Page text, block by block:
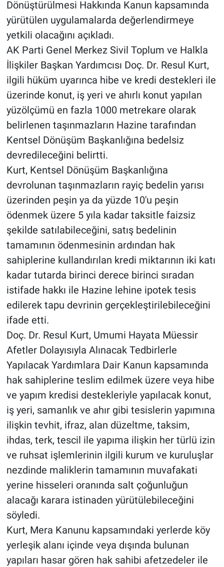
Dönüştürülmesi Hakkında Kanun kapsamında
yürütülen uygulamalarda değerlendirmeye
yetkili olacağını açıkladı.
AK Parti Genel Merkez Sivil Toplum ve Halkla
İlişkiler Başkan Yardımcısı Doç. Dr. Resul Kurt,
ilgili hüküm uyarınca hibe ve kredi destekleri ile
üzerinde konut, iş yeri ve ahırlı konut yapılan
yüzölçümü en fazla 1000 metrekare olarak
belirlenen taşınmazların Hazine tarafından
Kentsel Dönüşüm Başkanlığına bedelsiz
devredileceğini belirtti.
Kurt, Kentsel Dönüşüm Başkanlığına
devrolunan taşınmazların rayiç bedelin yarısı
üzerinden peşin ya da yüzde 10'u peşin
ödenmek üzere 5 yıla kadar taksitle faizsiz
şekilde satılabileceğini, satış bedelinin
tamamının ödenmesinin ardından hak
sahiplerine kullandırılan kredi miktarının iki katı
kadar tutarda birinci derece birinci sıradan
istifade hakkı ile Hazine lehine ipotek tesis
edilerek tapu devrinin gerçekleştirilebileceğini
ifade etti.
Doç. Dr. Resul Kurt, Umumi Hayata Müessir
Afetler Dolayısıyla Alınacak Tedbirlerle
Yapılacak Yardımlara Dair Kanun kapsamında
hak sahiplerine teslim edilmek üzere veya hibe
ve yapım kredisi destekleriyle yapılacak konut,
iş yeri, samanlık ve ahır gibi tesislerin yapımına
ilişkin tevhit, ifraz, alan düzeltme, taksim,
ihdas, terk, tescil ile yapıma ilişkin her türlü izin
ve ruhsat işlemlerinin ilgili kurum ve kuruluşlar
nezdinde maliklerin tamamının muvafakati
yerine hisseleri oranında salt çoğunluğun
alacağı karara istinaden yürütülebileceğini
söyledi.
Kurt, Mera Kanunu kapsamındaki yerlerde köy
yerleşik alanı içinde veya dışında bulunan
yapıları hasar gören hak sahibi afetzedeler ile